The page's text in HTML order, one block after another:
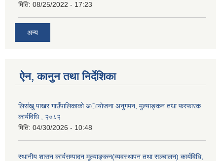
मिति: 08/25/2022 - 17:23
अन्य
ऐन, कानुन तथा निर्देशिका
लिसंखु पाखर गाउँपालिकाकाे अायाेजना अनुगमन, मुल्याङ्कन तथा फरफारक
कार्यविधि , २०८२
मिति: 04/30/2026 - 10:48
स्थानीय शासन कार्यसम्पादन मूल्याङ्कन(व्यवस्थापन तथा सञ्चालन) कार्यविधि,